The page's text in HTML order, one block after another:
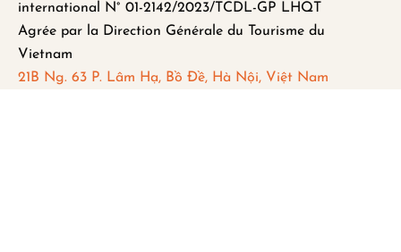
international N° 01-2142/2023/TCDL-GP LHQT
Agrée par la Direction Générale du Tourisme du
Vietnam
21B Ng. 63 P. Lâm Hạ, Bồ Đề, Hà Nội, Việt Nam